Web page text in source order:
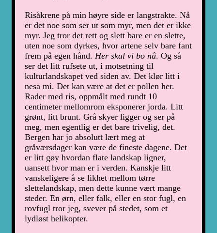
Risåkrene på min høyre side er langstrakte. Nå
er det noe som ser ut som myr, men det er ikke
myr. Jeg tror det rett og slett bare er en slette,
uten noe som dyrkes, hvor artene selv bare fant
frem på egen hånd. Her skal vi bo nå. Og så
ser det litt rufsete ut, i motsetning til
kulturlandskapet ved siden av. Det klør litt i
nesa mi. Det kan være at det er pollen her.
Rader med ris, oppmålt med rundt 10
centimeter mellomrom eksponerer jorda. Litt
grønt, litt brunt. Grå skyer ligger og ser på
meg, men egentlig er det bare trivelig, det.
Bergen har jo absolutt lært meg at
gråværsdager kan være de fineste dagene. Det
er litt gøy hvordan flate landskap ligner,
uansett hvor man er i verden. Kanskje litt
vanskeligere å se likhet mellom tørre
slettelandskap, men dette kunne vært mange
steder. En ørn, eller falk, eller en stor fugl, en
rovfugl tror jeg, svever på stedet, som et
lydløst helikopter.